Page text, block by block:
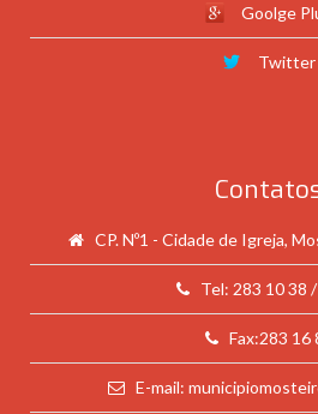
Goolge
Twitter
CP. Nº1 - Cidade de Igreja,
Tel: 283 10 38 /
Fax:283 16
E-mail: